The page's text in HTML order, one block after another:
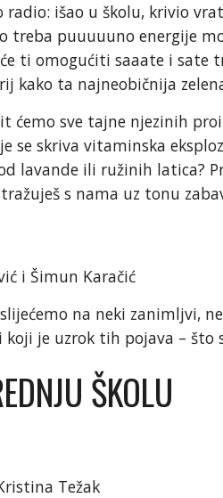
išao u školu, krivio
treba puuuuuno energije
ti omogućiti saaate i sate
kako ta najneobičnija
sve tajne njezinih
se skriva vitaminska
lavande ili ružinih latica?
s nama uz tonu
i Šimun Karačić
na neki zanimljvi,
koji je uzrok tih pojava –
ŠKOLU
Težak